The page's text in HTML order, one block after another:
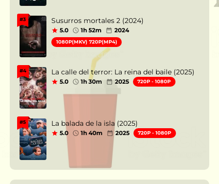
#3 Susurros mortales 2 (2024)
5.0 1h 52m 2024
1080P(MKV) 720P(MP4)
#4 La calle del terror: La reina del baile (2025)
5.0 1h 30m 2025 720P - 1080P
#5 La balada de la isla (2025)
5.0 1h 40m 2025 720P - 1080P